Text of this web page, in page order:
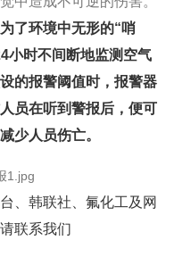
了环境中无形的“哨
小时不间断地监测空气
的报警阈值时，报警器
员在听到警报后，便可
少人员伤亡。
、韩联社、氟化工及网
联系我们